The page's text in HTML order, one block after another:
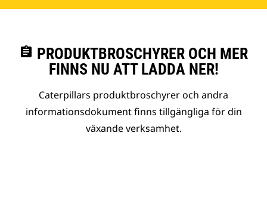
assignment PRODUKTBROSCHYRER OCH MER
FINNS NU ATT LADDA NER!
Caterpillars produktbroschyrer och andra
informationsdokument finns tillgängliga för din
växande verksamhet.